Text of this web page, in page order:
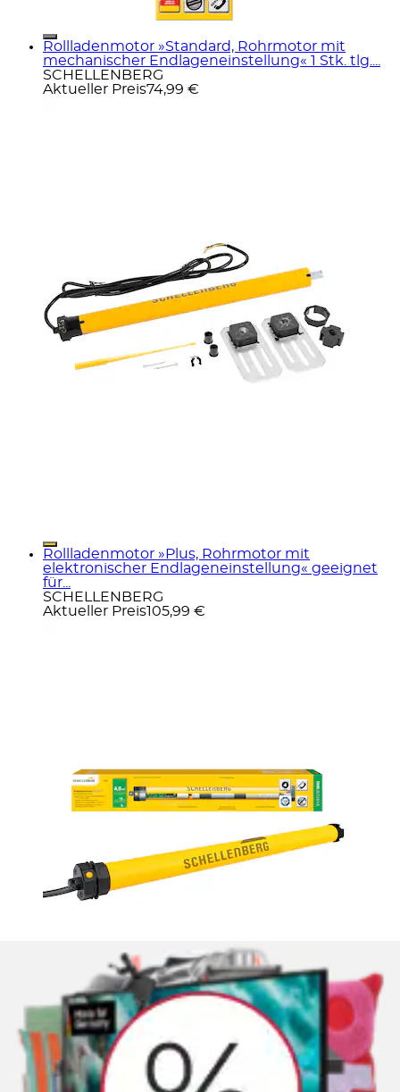
Rollladenmotor »Standard, Rohrmotor mit
mechanischer Endlageneinstellung« 1 Stk. tlg....
SCHELLENBERG
Aktueller Preis74,99 €
Rollladenmotor »Plus, Rohrmotor mit
elektronischer Endlageneinstellung« geeignet
für...
SCHELLENBERG
Aktueller Preis105,99 €
Rollladenmotor »Standard, Rohrmotor mit